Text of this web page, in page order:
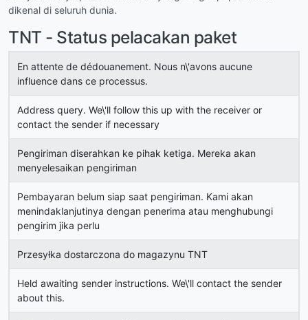
dikenal di seluruh dunia.
TNT - Status pelacakan paket
En attente de dédouanement. Nous n\'avons aucune
influence dans ce processus.
Address query. We\'ll follow this up with the receiver or
contact the sender if necessary
Pengiriman diserahkan ke pihak ketiga. Mereka akan
menyelesaikan pengiriman
Pembayaran belum siap saat pengiriman. Kami akan
menindaklanjutinya dengan penerima atau menghubungi
pengirim jika perlu
Przesyłka dostarczona do magazynu TNT
Held awaiting sender instructions. We\'ll contact the sender
about this.